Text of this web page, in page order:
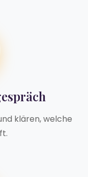
klären, welche